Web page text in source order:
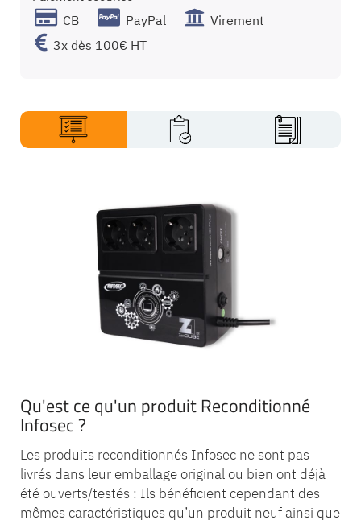
CB PayPal
Virement
3x dès 100€ HT
Qu'est ce qu'un produit Reconditionné
Infosec ?
Les produits reconditionnés Infosec ne sont pas
livrés dans leur emballage original ou bien ont déjà
été ouverts/testés : Ils bénéficient cependant des
mêmes caractéristiques qu’un produit neuf ainsi que